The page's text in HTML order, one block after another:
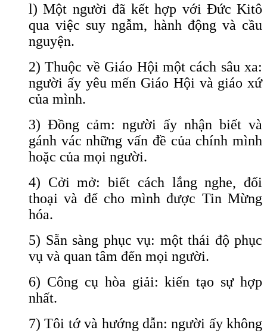
l) Một người đã kết hợp với Đức Kitô
qua việc suy ngẫm, hành động và cầu
nguyện.
2) Thuộc về Giáo Hội một cách sâu xa:
người ấy yêu mến Giáo Hội và giáo xứ
của mình.
3) Đồng cảm: người ấy nhận biết và
gánh vác những vấn đề của chính mình
hoặc của mọi người.
4) Cởi mở: biết cách lắng nghe, đối
thoại và để cho mình được Tin Mừng
hóa.
5) Sẵn sàng phục vụ: một thái độ phục
vụ và quan tâm đến mọi người.
6) Công cụ hòa giải: kiến tạo sự hợp
nhất.
7) Tôi tớ và hướng dẫn: người ấy không